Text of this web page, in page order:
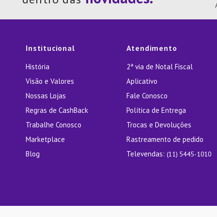
Institucional
História
Visão e Valores
Nossas Lojas
Regras de CashBack
Trabalhe Conosco
Marketplace
Blog
Atendimento
2ª via de Notal Fiscal
Aplicativo
Fale Conosco
Política de Entrega
Trocas e Devoluções
Rastreamento de pedido
Televendas: (11) 5445-1010